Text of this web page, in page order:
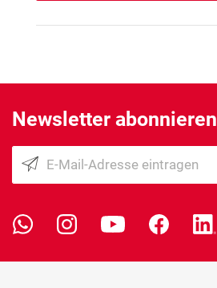
Newsletter abonnieren